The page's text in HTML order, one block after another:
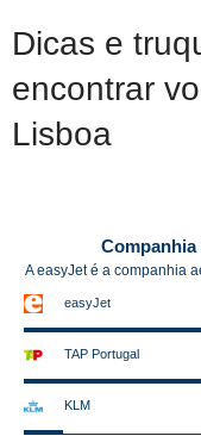
Dicas e
encontrar
Lisboa
Companhia
A easyJet é a companhia
easyJet
TAP Portugal
KLM